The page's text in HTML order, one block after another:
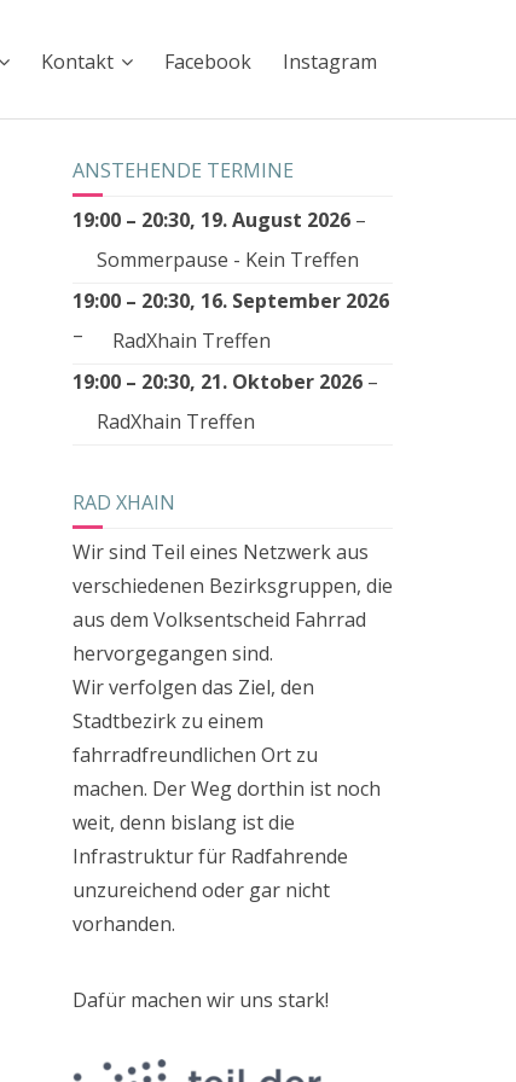
Kontakt Facebook Instagram
ANSTEHENDE TERMINE
19:00 – 20:30, 19. August 2026 –
Sommerpause - Kein Treffen
19:00 – 20:30, 16. September 2026
–
RadXhain Treffen
19:00 – 20:30, 21. Oktober 2026 –
RadXhain Treffen
RAD XHAIN
Wir sind Teil eines Netzwerk aus
verschiedenen Bezirksgruppen, die
aus dem Volksentscheid Fahrrad
hervorgegangen sind.
Wir verfolgen das Ziel, den
Stadtbezirk zu einem
fahrradfreundlichen Ort zu
machen. Der Weg dorthin ist noch
weit, denn bislang ist die
Infrastruktur für Radfahrende
unzureichend oder gar nicht
vorhanden.
Dafür machen wir uns stark!